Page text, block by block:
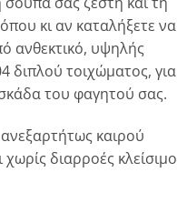
κι αν καταλήξετε να
ανθεκτικό, υψηλής
διπλού τοιχώματος, για
του φαγητού σας.
καιρού
διαρροές κλείσιμο